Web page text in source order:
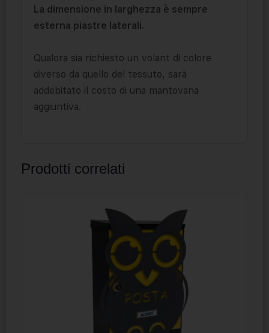
La dimensione in larghezza è sempre
esterna piastre laterali.
Qualora sia richiesto un volant di colore
diverso da quello del tessuto, sarà
addebitato il costo di una mantovana
aggiuntiva.
Prodotti correlati